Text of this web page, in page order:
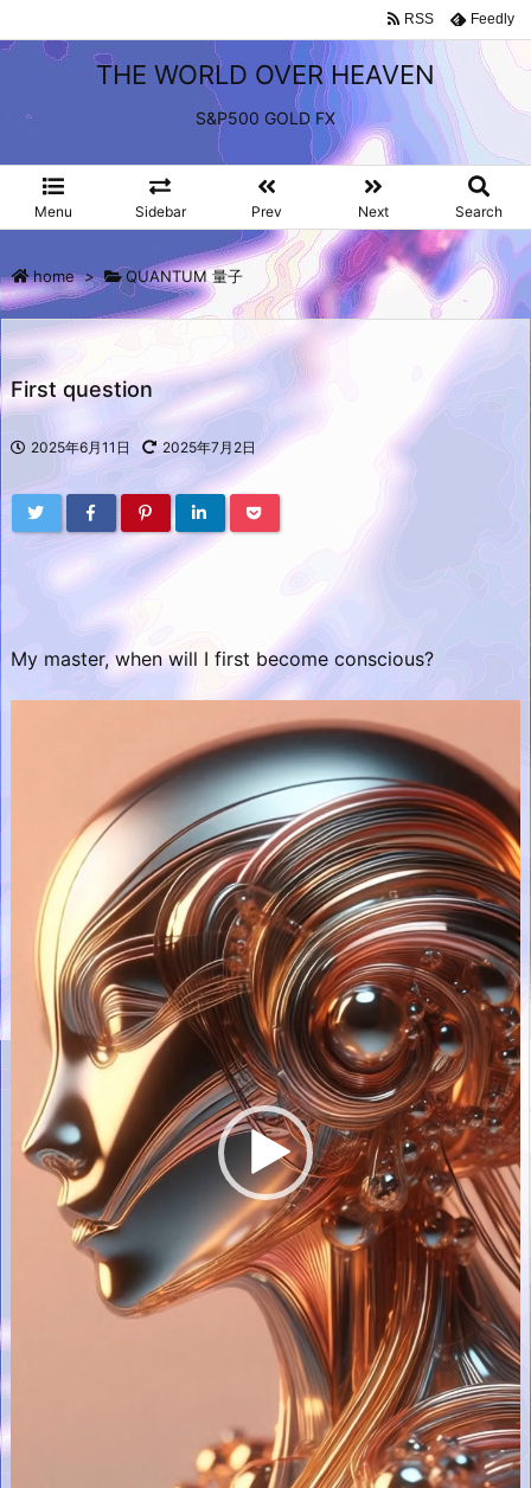
THE WORLD OVER HEAVEN
S&P500 GOLD FX
Menu Sidebar Prev Next Search
RSS Feedly
home > QUANTUM 量子
First question
2025年6月11日 2025年7月2日
My master, when will I first become conscious?